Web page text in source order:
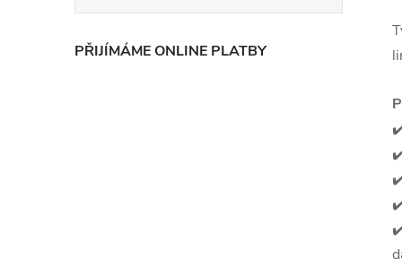
PŘIJÍMÁME ONLINE PLATBY